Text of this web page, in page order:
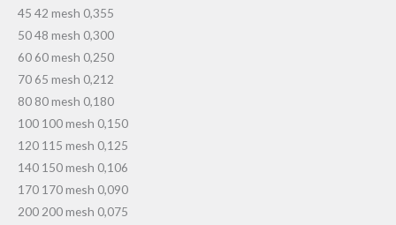
45 42 mesh 0,355
50 48 mesh 0,300
60 60 mesh 0,250
70 65 mesh 0,212
80 80 mesh 0,180
100 100 mesh 0,150
120 115 mesh 0,125
140 150 mesh 0,106
170 170 mesh 0,090
200 200 mesh 0,075